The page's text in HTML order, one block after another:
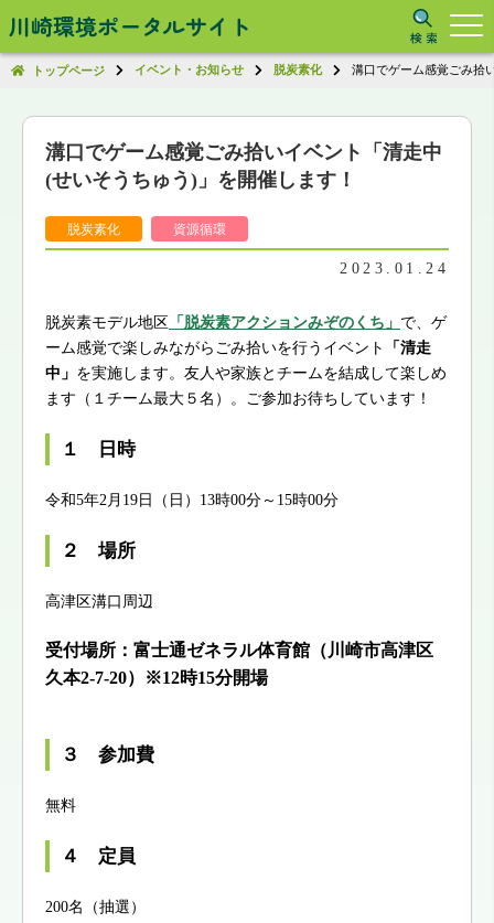
川崎環境ポータルサイト
トップページ イベント・お知らせ 脱炭素化 溝口でゲーム感覚ごみ拾
溝口でゲーム感覚ごみ拾いイベント「清走中
(せいそうちゅう)」を開催します！
脱炭素化 資源循環
2023.01.24
脱炭素モデル地区 「脱炭素アクションみぞのくち」 で、ゲ
ーム感覚で楽しみながらごみ拾いを行うイベント
「清走
中」 を実施します。友人や家族とチームを結成して楽しめ
ます（１チーム最大５名）。ご参加お待ちしています！
１ 日時
令和5年2月19日（日）13時00分～15時00分
２ 場所
高津区溝口周辺
受付場所：富士通ゼネラル体育館（川崎市高津区
久本2-7-20）※12時15分開場
３ 参加費
無料
４ 定員
200名（抽選）